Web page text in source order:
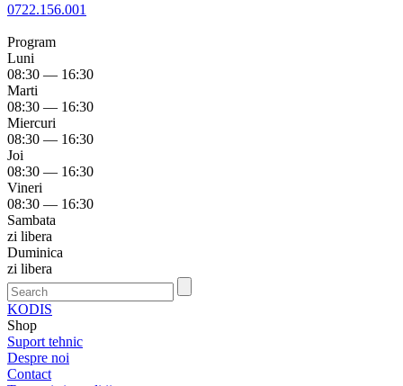
0722.156.001
Program
Luni
08:30 — 16:30
Marti
08:30 — 16:30
Miercuri
08:30 — 16:30
Joi
08:30 — 16:30
Vineri
08:30 — 16:30
Sambata
zi libera
Duminica
zi libera
KODIS
Shop
Suport tehnic
Despre noi
Contact